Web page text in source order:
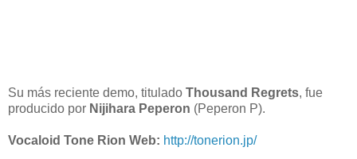
Su más reciente demo, titulado Thousand Regrets, fue
producido por Nijihara Peperon (Peperon P).
Vocaloid Tone Rion Web: http://tonerion.jp/